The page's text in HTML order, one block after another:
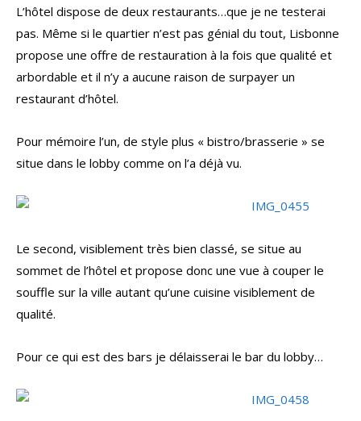
L’hôtel dispose de deux restaurants…que je ne testerai
pas. Même si le quartier n’est pas génial du tout, Lisbonne
propose une offre de restauration à la fois que qualité et
arbordable et il n’y a aucune raison de surpayer un
restaurant d’hôtel.
Pour mémoire l’un, de style plus « bistro/brasserie » se
situe dans le lobby comme on l’a déjà vu.
Le second, visiblement très bien classé, se situe au
sommet de l’hôtel et propose donc une vue à couper le
souffle sur la ville autant qu’une cuisine visiblement de
qualité.
Pour ce qui est des bars je délaisserai le bar du lobby…